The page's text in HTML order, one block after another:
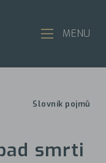
Slovník pojmů
smrti
MENU